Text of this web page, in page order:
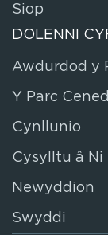
Siop
DOLENNI
Awdurdod y
Y Parc
Cynllunio
Cysylltu â Ni
Newyddion
Swyddi